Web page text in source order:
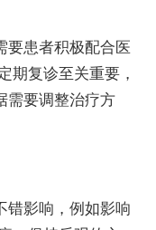
要患者积极配合医
期复诊至关重要，
需要调整治疗方
错影响，例如影响